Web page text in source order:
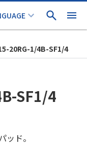
20RG-1/4B-SF1/4
SF1/4
ド。